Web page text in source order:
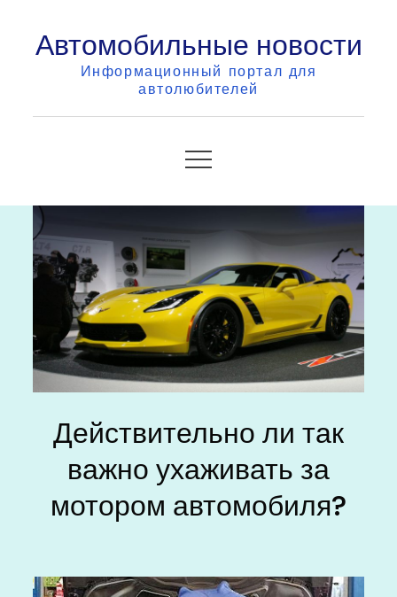
contentАвтомобильные новости
Информационный портал для
автолюбителей
Действительно ли так
важно ухаживать за
мотором автомобиля?